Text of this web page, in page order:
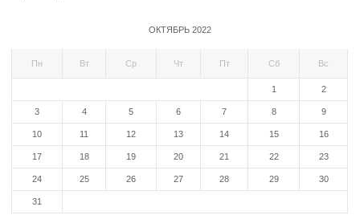
ОКТЯБРЬ 2022
Пн Вт Ср Чт Пт Сб Вс
1 2
3 4 5 6 7 8 9
10 11 12 13 14 15 16
17 18 19 20 21 22 23
24 25 26 27 28 29 30
31